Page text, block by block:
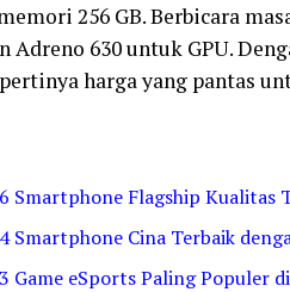
256 GB. Berbicara
Adreno 630 untuk GPU.
harga yang pantas
Smartphone Flagship Kualitas
Smartphone Cina Terbaik
Game eSports Paling Populer